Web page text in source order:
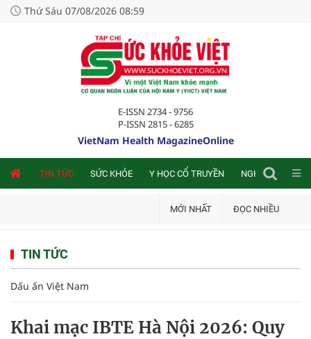
Thứ Sáu 07/08/2026 08:59
E-ISSN 2734 - 9756
P-ISSN 2815 - 6285
VietNam Health MagazineOnline
TIN TỨC SỨC KHỎE Y HỌC CỔ TRUYỀN NGHIÊN CỨU
MỚI NHẤT ĐỌC NHIỀU
TIN TỨC
Dấu ấn Việt Nam
Khai mạc IBTE Hà Nội 2026: Quy